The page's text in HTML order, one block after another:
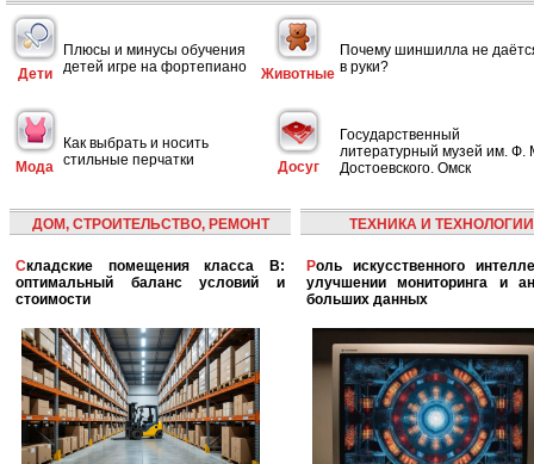
Дети
Плюсы и минусы обучения
детей игре на фортепиано
Животные
Почему шиншилла не
в руки?
Мода
Как выбрать и носить
стильные перчатки
Досуг
Государственный
литературный музей им. Ф.
Достоевского. Омск
ДОМ, СТРОИТЕЛЬСТВО, РЕМОНТ
Складские помещения класса B:
оптимальный баланс условий и
стоимости
ТЕХНИКА И ТЕХНОЛОГИИ
Роль искусственного интеллекта в
улучшении мониторинга и
больших данных